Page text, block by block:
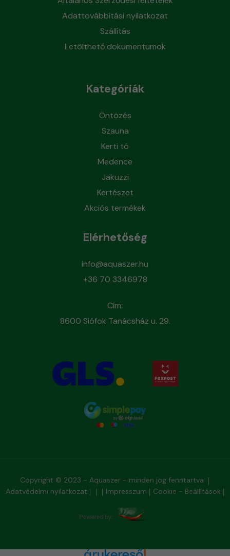
Adattovábbítási nyilatkozat
Szállítás
Letölthető dokumentumok
Kategóriák
Öntözés
Szauna
Kerti tó
Medence
Jakuzzi
Kertészet
Akciós termékek
Elérhetőség
info@aquaszer.hu
+36 70 3346978
Cím:
8600 Siófok Tanácsház u. 29.
Copyright © 2023 - Aquaszer - minden jog fenntartva
Adatvédelmi nyilatkozat
Impresszum Cookie - Beállítások